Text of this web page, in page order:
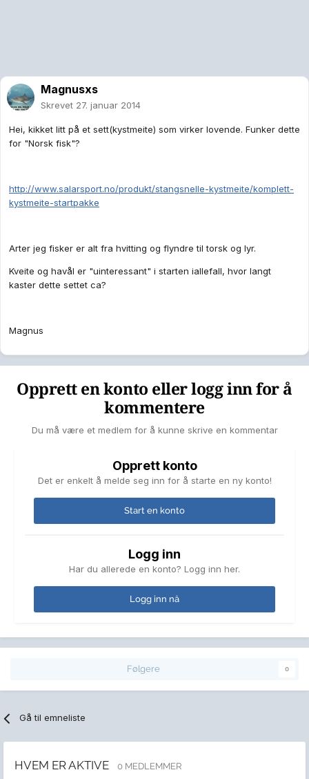
Magnusxs
Skrevet 27. januar 2014
Hei, kikket litt på et sett(kystmeite) som virker lovende. Funker dette
for "Norsk fisk"?
http://www.salarsport.no/produkt/stangsnelle-kystmeite/komplett-
kystmeite-startpakke
Arter jeg fisker er alt fra hvitting og flyndre til torsk og lyr.
Kveite og havål er "uinteressant" i starten iallefall, hvor langt
kaster dette settet ca?
Magnus
Opprett en konto eller logg inn for å
kommentere
Du må være et medlem for å kunne skrive en kommentar
Opprett konto
Det er enkelt å melde seg inn for å starte en ny konto!
Start en konto
Logg inn
Har du allerede en konto? Logg inn her.
Logg inn nå
Følgere 0
Gå til emneliste
HVEM ER AKTIVE 0 MEDLEMMER